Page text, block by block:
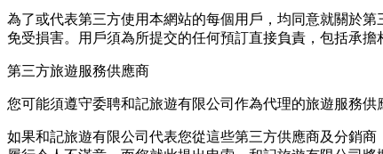
為了或代表第三⽅使⽤本網站的每個⽤⼾，均同意就關於
免受損害。⽤⼾須為所提交的任何預訂直接負責，包括承擔
第三方旅遊服務供應商
您可能須遵守委聘和記旅遊有限公司作為代理的旅遊服務
如果和記旅遊有限公司代表您從這些第三⽅供應商及分銷